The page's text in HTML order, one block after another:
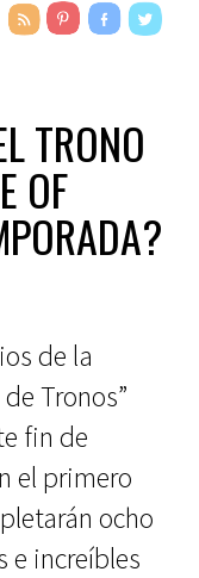
TRONO
OF
de la
Tronos”
fin de
el primero
ocho
e increíbles